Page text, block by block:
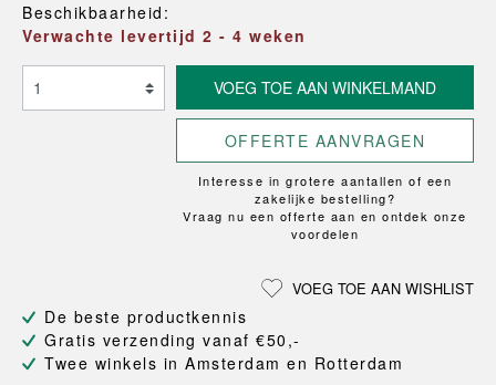
Beschikbaarheid:
Verwachte levertijd 2 - 4 weken
VOEG TOE AAN WINKELMAND
OFFERTE AANVRAGEN
Interesse in grotere aantallen of een
zakelijke bestelling?
Vraag nu een offerte aan en ontdek onze
voordelen
VOEG TOE AAN WISHLIST
De beste productkennis
Gratis verzending vanaf €50,-
Twee winkels in Amsterdam en Rotterdam